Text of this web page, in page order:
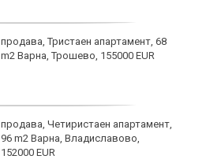
продава, Тристаен апартамент, 68
m2 Варна, Трошево, 155000 EUR
продава, Четиристаен апартамент,
96 m2 Варна, Владиславово,
152000 EUR